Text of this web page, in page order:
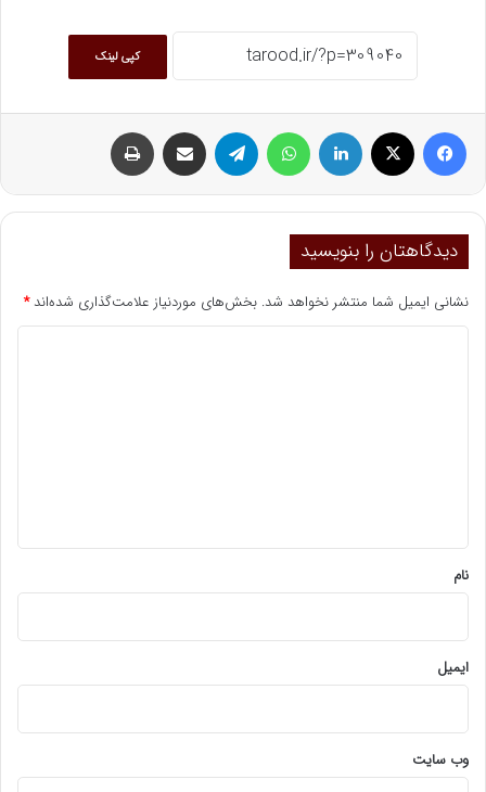
کپی لینک
ایکس
دیدگاهتان را بنویسید
نشانی ایمیل شما منتشر نخواهد شد. بخش‌های موردنیاز علامت‌گذاری شده‌اند*
نام
ایمیل
وب‌ سایت